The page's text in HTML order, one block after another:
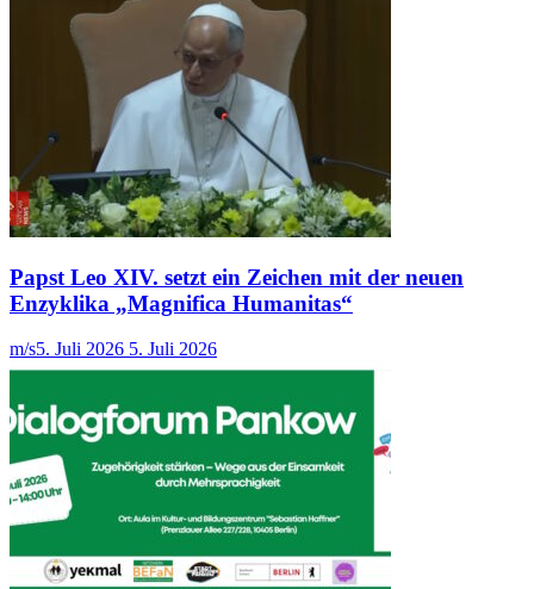
Papst Leo XIV. setzt ein Zeichen mit der neuen
Enzyklika „Magnifica Humanitas“
m/s5. Juli 2026 5. Juli 2026